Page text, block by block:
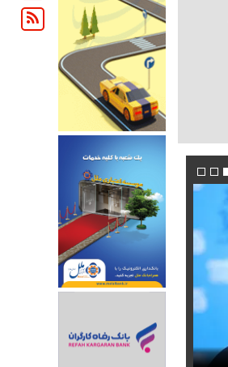
فیلم/ پزشکیان: سایپا و چند شرکت دیگر هم مثل
می‌کنیم عکس دیده‌نشده ظل‌السلطنه نوه